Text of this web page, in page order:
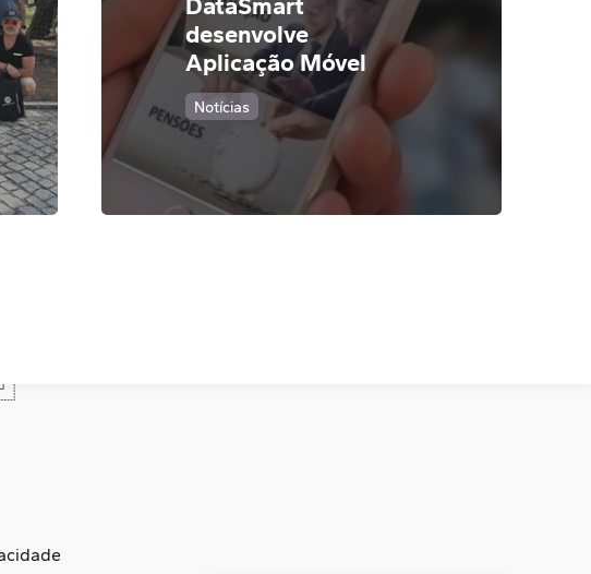
desenvolve
Aplicação Móvel
Notícias